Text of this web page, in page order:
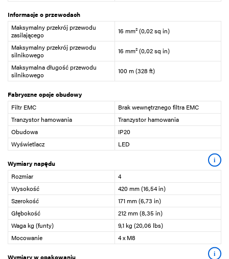
Informacje o przewodach
Maksymalny przekrój przewodu
zasilającego
16 mm² (0,02 sq in)
Maksymalny przekrój przewodu
silnikowego
16 mm² (0,02 sq in)
Maksymalna długość przewodu
silnikowego
100 m (328 ft)
Fabryczne opcje obudowy
Filtr EMC
Brak wewnętrznego filtra EMC
Tranzystor hamowania
Tranzystor hamowania
Obudowa
IP20
Wyświetlacz
LED
Wymiary napędu i
Rozmiar
4
Wysokość
420 mm (16,54 in)
Szerokość
171 mm (6,73 in)
Głębokość
212 mm (8,35 in)
Waga kg (funty)
9,1 kg (20,06 lbs)
Mocowanie
4 x M8
Wymiary w opakowaniu i